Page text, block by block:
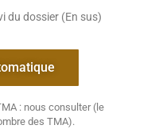
du dossier (En sus)
: nous consulter (le
des TMA).